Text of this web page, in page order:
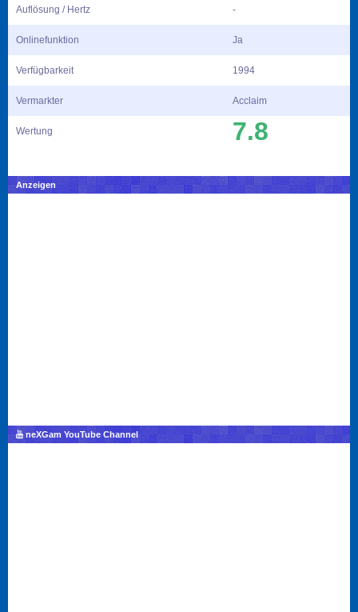
Auflösung / Hertz -
Onlinefunktion Ja
Verfügbarkeit 1994
Vermarkter Acclaim
Wertung 7.8
Anzeigen
neXGam YouTube Channel